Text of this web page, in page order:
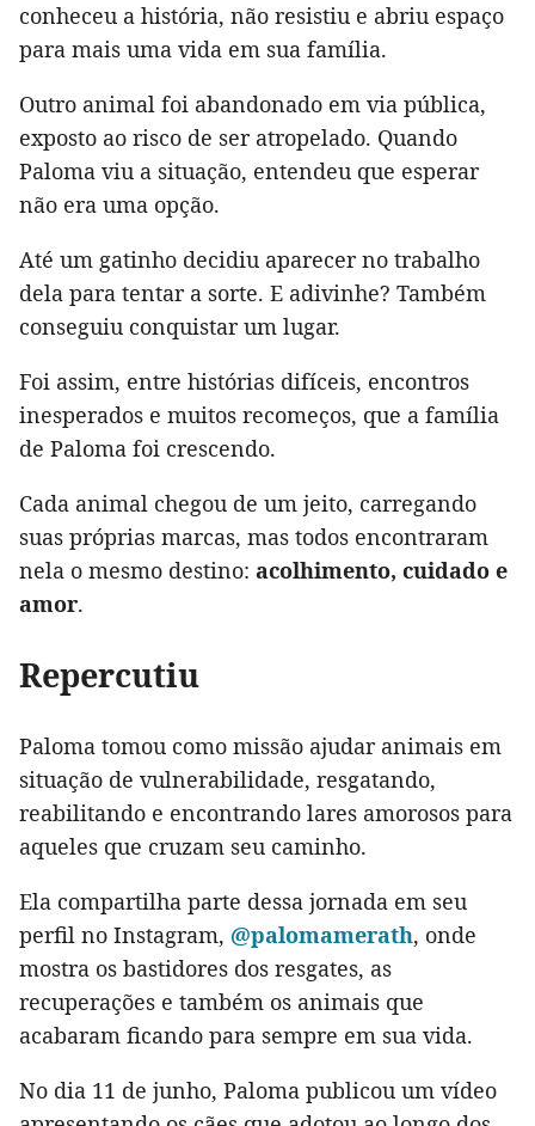
conheceu a história, não resistiu e abriu espaço
para mais uma vida em sua família.
Outro animal foi abandonado em via pública,
exposto ao risco de ser atropelado. Quando
Paloma viu a situação, entendeu que esperar
não era uma opção.
Até um gatinho decidiu aparecer no trabalho
dela para tentar a sorte. E adivinhe? Também
conseguiu conquistar um lugar.
Foi assim, entre histórias difíceis, encontros
inesperados e muitos recomeços, que a família
de Paloma foi crescendo.
Cada animal chegou de um jeito, carregando
suas próprias marcas, mas todos encontraram
nela o mesmo destino: acolhimento, cuidado e
amor.
Repercutiu
Paloma tomou como missão ajudar animais em
situação de vulnerabilidade, resgatando,
reabilitando e encontrando lares amorosos para
aqueles que cruzam seu caminho.
Ela compartilha parte dessa jornada em seu
perfil no Instagram, @palomamerath, onde
mostra os bastidores dos resgates, as
recuperações e também os animais que
acabaram ficando para sempre em sua vida.
No dia 11 de junho, Paloma publicou um vídeo